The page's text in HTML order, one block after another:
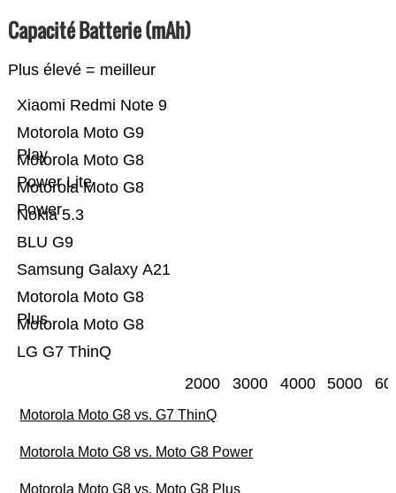
Capacité Batterie (mAh)
Plus élevé = meilleur
LG G7 ThinQ
Motorola Moto G8
Motorola Moto G8
Plus
Samsung Galaxy A21
BLU G9
Nokia 5.3
Motorola Moto G8
Power
Motorola Moto G8
Power Lite
Motorola Moto G9
Play
Xiaomi Redmi Note 9
2000 3000 4000 5000
Motorola Moto G8 vs. G7 ThinQ
Motorola Moto G8 vs. Moto G8 Power
Motorola Moto G8 vs. Moto G8 Plus